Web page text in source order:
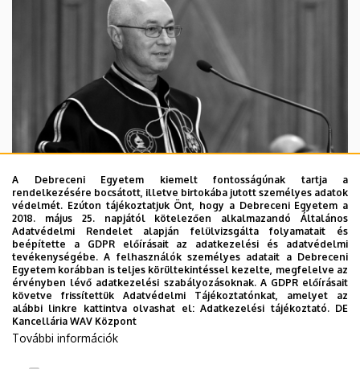
2026. augusztus 5.
Díszdoktorát gyászolja a Debreceni
Egyetem
INTÉZMÉNYI TTK TUDOMÁNY
A Debreceni Egyetem kiemelt fontosságúnak tartja a
rendelkezésére bocsátott, illetve birtokába jutott személyes adatok
védelmét. Ezúton tájékoztatjuk Önt, hogy a Debreceni Egyetem a
2018. május 25. napjától kötelezően alkalmazandó Általános
Adatvédelmi Rendelet alapján felülvizsgálta folyamatait és
beépítette a GDPR előírásait az adatkezelési és adatvédelmi
tevékenységébe. A felhasználók személyes adatait a Debreceni
Egyetem korábban is teljes körültekintéssel kezelte, megfelelve az
érvényben lévő adatkezelési szabályozásoknak. A GDPR előírásait
követve frissítettük Adatvédelmi Tájékoztatónkat, amelyet az
alábbi linkre kattintva olvashat el:Adatkezelési tájékoztató. DE
Kancellária WAV Központ
További információk